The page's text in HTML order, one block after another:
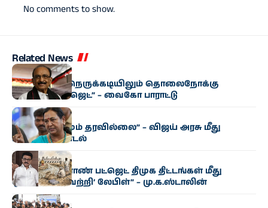
No comments to show.
Related News
அரசியல்
“மிகுந்த நிதி நெருக்கடியிலும் தொலைநோக்கு
வேளாண் பட்ஜெட்” – வைகோ பாராட்டு
அரசியல்
“எந்த மாற்றமும் தரவில்லை” – விஜய் அரசு மீது
பிரேமலதா சாடல்
அரசியல்
“தமிழக வேளாண் பட்ஜெட் திமுக திட்டங்கள் மீது
ஒட்டப்பட்ட ‘வெற்றி’ லேபிள்” – மு.க.ஸ்டாலின்
அரசியல்